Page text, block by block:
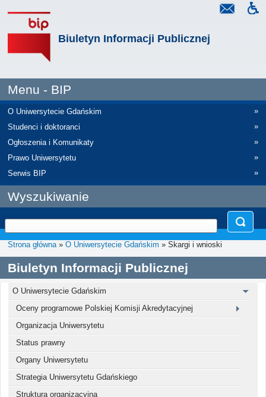
Biuletyn Informacji Publicznej
Menu - BIP
O Uniwersytecie Gdańskim
»
Studenci i doktoranci
»
Ogłoszenia i Komunikaty
»
Prawo Uniwersytetu
»
Serwis BIP
»
Wyszukiwanie
Strona główna» O Uniwersytecie Gdańskim » Skargi i wnioski
Biuletyn Informacji Publicznej
O Uniwersytecie Gdańskim
Oceny programowe Polskiej Komisji Akredytacyjnej
Organizacja Uniwersytetu
Status prawny
Organy Uniwersytetu
Strategia Uniwersytetu Gdańskiego
Struktura organizacyjna